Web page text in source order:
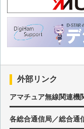
その54 悩み多きモ
その52 モバイルシ
その51 6m AND
外部リンク
アマチュア無線関連機
各総合通信局／総合通